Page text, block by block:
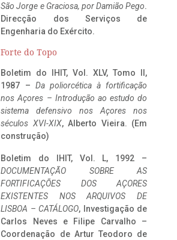
São Jorge e Graciosa, por Damião Pego.
Direcção dos Serviços de
Engenharia do Exército.
Forte do Topo
Boletim do IHIT, Vol. XLV, Tomo II,
1987 – Da poliorcética à fortificação
nos Açores – Introdução ao estudo do
sistema defensivo nos Açores nos
séculos XVI-XIX, Alberto Vieira. (Em
construção)
Boletim do IHIT, Vol. L, 1992 –
DOCUMENTAÇÃO SOBRE AS
FORTIFICAÇÕES DOS AÇORES
EXISTENTES NOS ARQUIVOS DE
LISBOA – CATÁLOGO, Investigação de
Carlos Neves e Filipe Carvalho –
Coordenação de Artur Teodoro de